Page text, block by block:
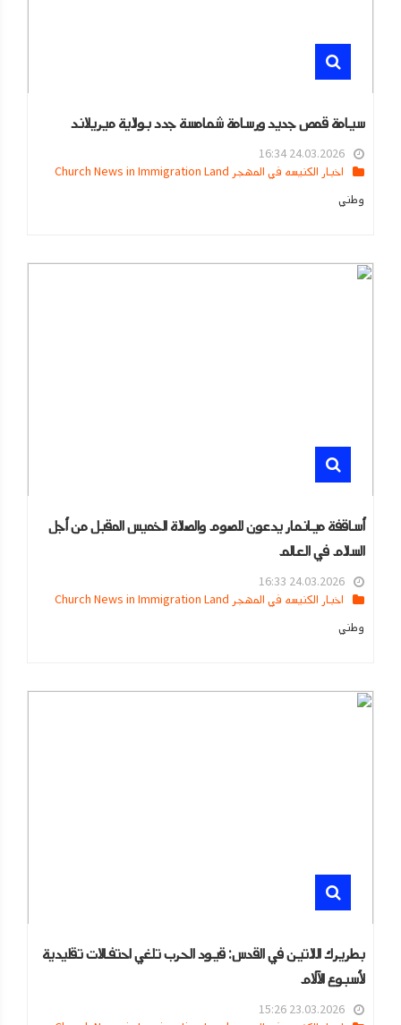
سيامة قمص جديد ورسامة شمامسة جدد بولاية ميريلاند
24.03.2026 16:34
اخبار الكنيسه في المهجر Church News in Immigration Land
وطني
أساقفة ميانمار يدعون للصوم والصلاة الخميس المقبل من أجل
السلام في العالم
24.03.2026 16:33
اخبار الكنيسه في المهجر Church News in Immigration Land
وطني
بطريرك اللاتين في القدس: قيود الحرب تلغي احتفالات تقليدية
لأسبوع الآلام
23.03.2026 15:26